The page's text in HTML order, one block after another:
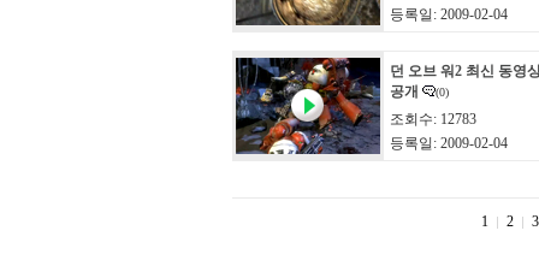
등록일: 2009-02-04
던 오브 워2 최신 동영
공개
(0)
조회수: 12783
등록일: 2009-02-04
1 2 3